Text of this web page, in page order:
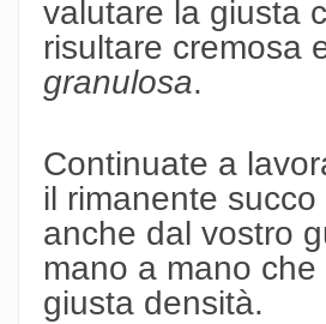
valutare la giusta
risultare cremosa
granulosa.
Continuate a
il rimanente
anche dal vostro
mano a mano
giusta densità.